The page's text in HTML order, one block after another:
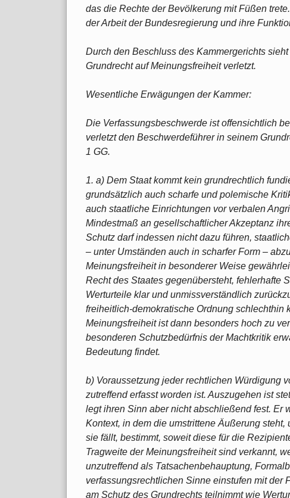
das die Rechte der Bevölkerung mit Füßen
der Arbeit der Bundesregierung und ihre
Durch den Beschluss des Kammergerichts
Grundrecht auf Meinungsfreiheit verletzt.
Wesentliche Erwägungen der Kammer:
Die Verfassungsbeschwerde ist offensichtlich
verletzt den Beschwerdeführer in seinem
1 GG.
1. a) Dem Staat kommt kein grundrechtlich
grundsätzlich auch scharfe und polemische
auch staatliche Einrichtungen vor verbalen
Mindestmaß an gesellschaftlicher Akzeptanz
Schutz darf indessen nicht dazu führen,
– unter Umständen auch in scharfer Form –
Meinungsfreiheit in besonderer Weise
Recht des Staates gegenübersteht, fehlerhafte
Werturteile klar und unmissverständlich
freiheitlich-demokratische Ordnung schlechthin
Meinungsfreiheit ist dann besonders hoch zu
besonderen Schutzbedürfnis der Machtkritik
Bedeutung findet.
b) Voraussetzung jeder rechtlichen Würdigung
zutreffend erfasst worden ist. Auszugehen ist
legt ihren Sinn aber nicht abschließend fest. Er
Kontext, in dem die umstrittene Äußerung
sie fällt, bestimmt, soweit diese für die
Tragweite der Meinungsfreiheit sind verkannt,
unzutreffend als Tatsachenbehauptung,
verfassungsrechtlichen Sinne einstufen mit der
am Schutz des Grundrechts teilnimmt wie